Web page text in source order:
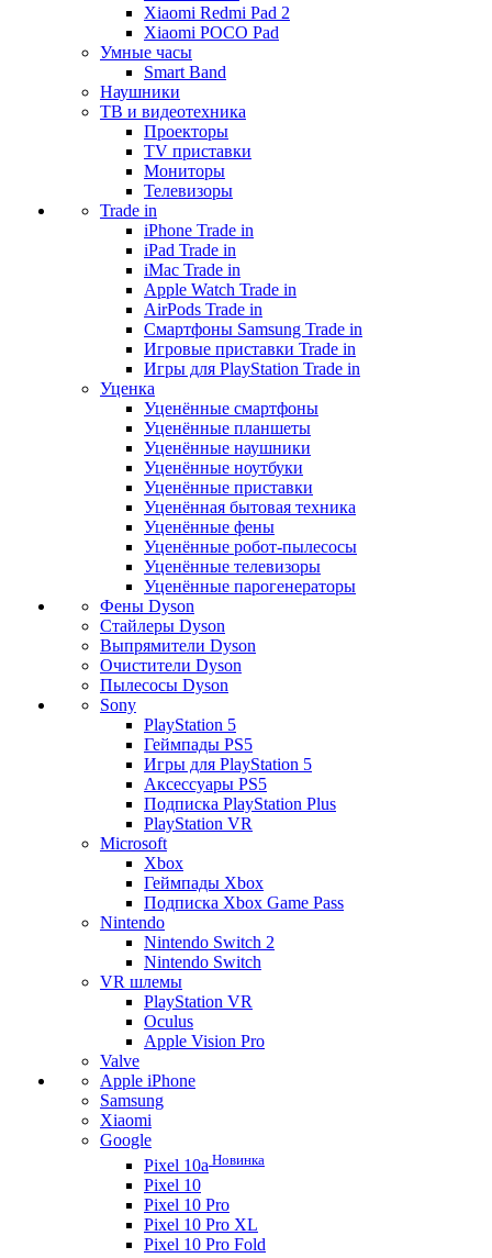
Xiaomi Redmi Pad 2
Xiaomi POCO Pad
Умные часы
Smart Band
Наушники
ТВ и видеотехника
Проекторы
TV приставки
Мониторы
Телевизоры
Trade in
iPhone Trade in
iPad Trade in
iMac Trade in
Apple Watch Trade in
AirPods Trade in
Смартфоны Samsung Trade in
Игровые приставки Trade in
Игры для PlayStation Trade in
Уценка
Уценённые смартфоны
Уценённые планшеты
Уценённые наушники
Уценённые ноутбуки
Уценённые приставки
Уценённая бытовая техника
Уценённые фены
Уценённые робот-пылесосы
Уценённые телевизоры
Уценённые парогенераторы
Фены Dyson
Стайлеры Dyson
Выпрямители Dyson
Очистители Dyson
Пылесосы Dyson
Sony
PlayStation 5
Геймпады PS5
Игры для PlayStation 5
Аксессуары PS5
Подписка PlayStation Plus
PlayStation VR
Microsoft
Xbox
Геймпады Xbox
Подписка Xbox Game Pass
Nintendo
Nintendo Switch 2
Nintendo Switch
VR шлемы
PlayStation VR
Oculus
Apple Vision Pro
Valve
Apple iPhone
Samsung
Xiaomi
Google
Pixel 10a Новинка
Pixel 10
Pixel 10 Pro
Pixel 10 Pro XL
Pixel 10 Pro Fold